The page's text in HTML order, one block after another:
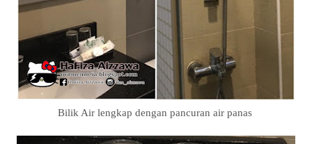
Bilik Air lengkap dengan pancuran air panas